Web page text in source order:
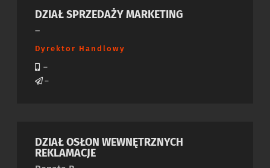
DZIAŁ SPRZEDAŻY MARKETING
–
Dyrektor Handlowy
–
–
DZIAŁ OSŁON WEWNĘTRZNYCH
REKLAMACJE